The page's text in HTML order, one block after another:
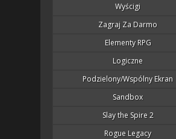
Wyścigi
Zagraj Za Darmo
Elementy RPG
Logiczne
Podzielony/wspólny Ekran
Sandbox
Slay the Spire 2
Rogue Legacy